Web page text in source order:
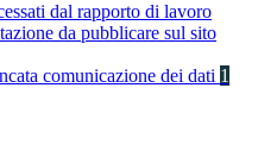
dal rapporto di lavoro
da pubblicare sul sito
comunicazione dei dati 1